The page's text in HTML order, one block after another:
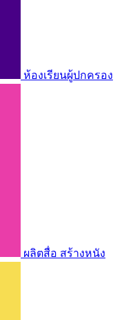
ห้องเรียนผู้ปกครอง
ผลิตสื่อ สร้างหนัง